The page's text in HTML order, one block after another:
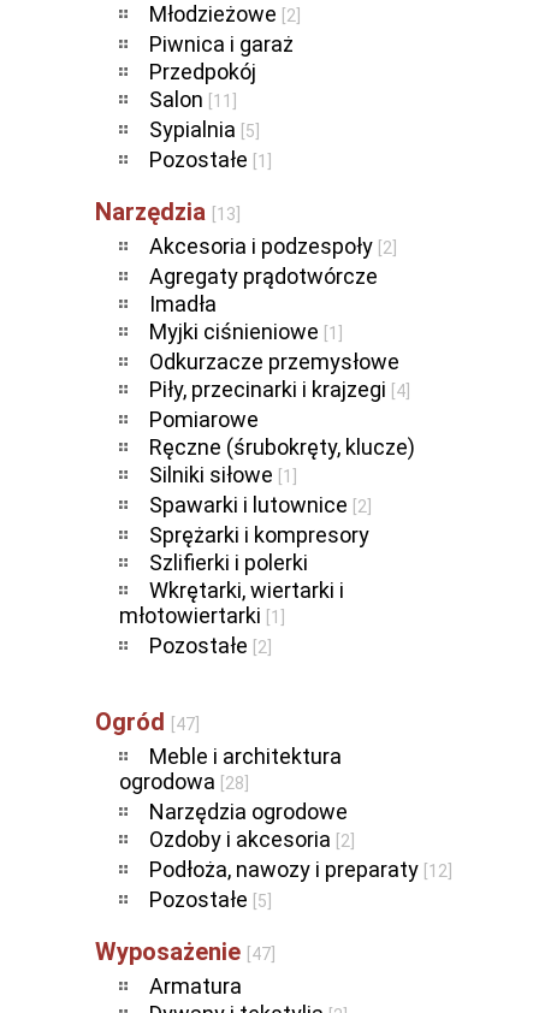
Młodzieżowe
[2]
Piwnica i garaż
Przedpokój
Salon
[11]
Sypialnia [5]
Pozostałe [1]
Narzędzia [13]
Akcesoria i podzespoły [2]
Agregaty prądotwórcze
Imadła
Myjki ciśnieniowe
[1]
Odkurzacze przemysłowe
Piły, przecinarki i krajzegi
[4]
Pomiarowe
Ręczne (śrubokręty, klucze)
Silniki siłowe
[1]
Spawarki i lutownice [2]
Sprężarki i kompresory
Szlifierki i polerki
Wkrętarki, wiertarki i
młotowiertarki
[1]
Pozostałe [2]
Ogród [47]
Meble i architektura
ogrodowa
[28]
Narzędzia ogrodowe
Ozdoby i akcesoria
[2]
Podłoża, nawozy i preparaty [12]
Pozostałe [5]
Wyposażenie [47]
Armatura